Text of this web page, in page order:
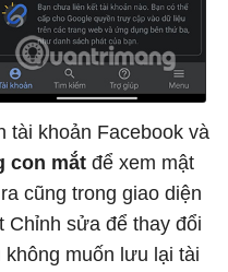
tài khoản Facebook và
con mắt để xem mật
cũng trong giao diện
Chỉnh sửa để thay đổi
muốn lưu lại tài